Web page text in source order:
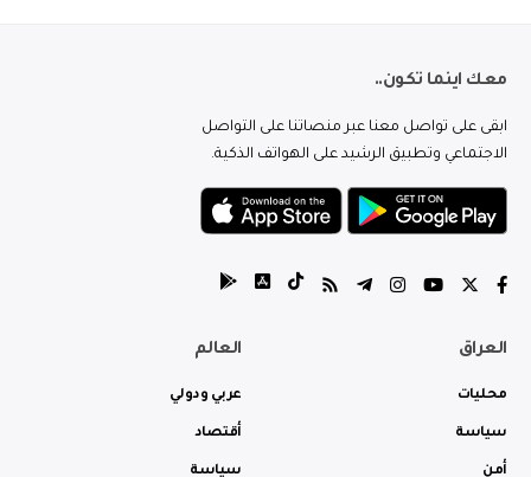
معك اينما تكون..
ابقى على تواصل معنا عبر منصاتنا على التواصل
الاجتماعي وتطبيق الرشيد على الهواتف الذكية.
العراق
محليات
سياسة
أمن
العالم
عربي ودولي
أقتصاد
سياسة